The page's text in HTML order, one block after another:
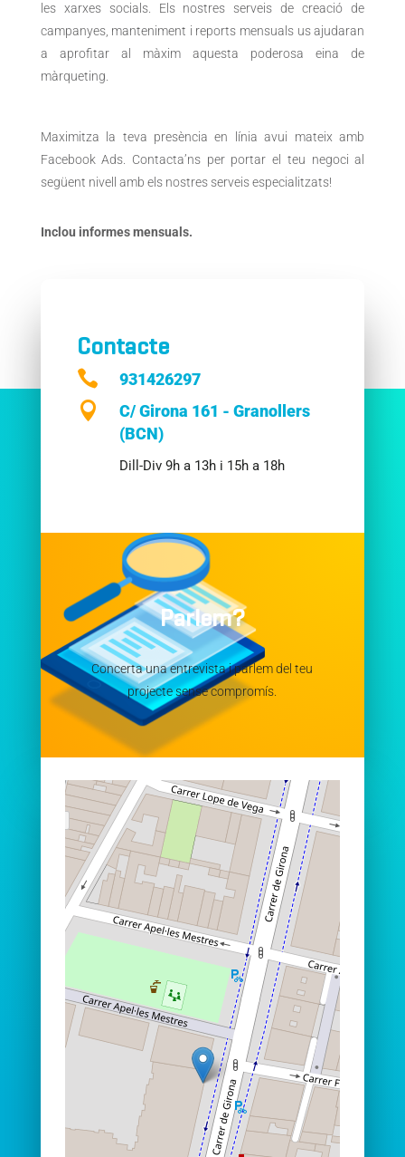
les xarxes socials. Els nostres serveis de creació de
campanyes, manteniment i reports mensuals us ajudaran
a aprofitar al màxim aquesta poderosa eina de
màrqueting.
Maximitza la teva presència en línia avui mateix amb
Facebook Ads. Contacta’ns per portar el teu negoci al
següent nivell amb els nostres serveis especialitzats!
Inclou informes mensuals.
Contacte
 931426297

C/ Girona 161 - Granollers
(BCN)
Dill-Div 9h a 13h i 15h a 18h
Parlem?
Concerta una entrevista i parlem del teu
projecte sense compromís.